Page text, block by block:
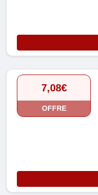
7,08€
OFFRE